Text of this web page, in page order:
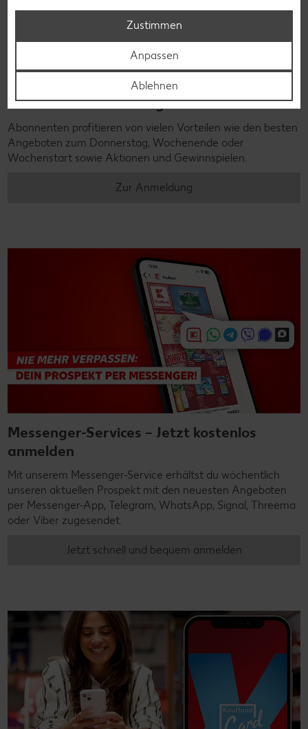
Newsletter-Anmeldung
Abonnenten profitieren von vielen Vorteilen wie den besten
Angeboten zum Donnerstag, Wochenende oder
Wochenstart sowie Aktionen und Gewinnspielen.
Zur Anmeldung
Messenger-Services – Jetzt kostenlos
anmelden
Mit unserem Messenger-Service erhältst du wöchentlich
unseren aktuellen Prospekt mit den neuesten Angeboten
per Messenger-App, Telegram, WhatsApp, Signal, Threema
oder Viber zugesendet.
Jetzt schnell und bequem anmelden
Zustimmen
Anpassen
Ablehnen